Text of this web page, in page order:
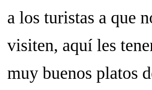
a los turistas a que
visiten, aquí les
muy buenos platos